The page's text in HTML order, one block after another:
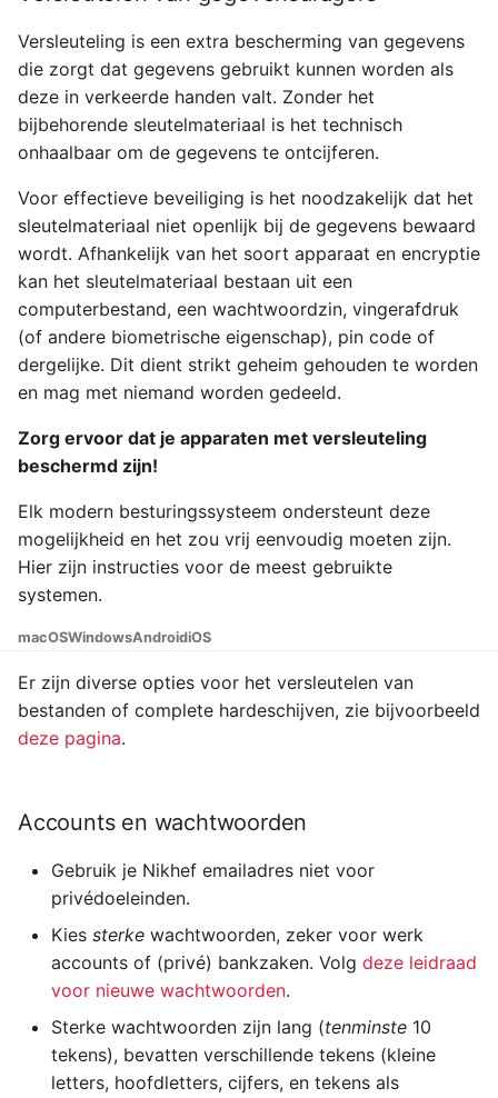
Versleuteling is een extra bescherming van gegevens
die zorgt dat gegevens gebruikt kunnen worden als
deze in verkeerde handen valt. Zonder het
bijbehorende sleutelmateriaal is het technisch
onhaalbaar om de gegevens te ontcijferen.
Voor effectieve beveiliging is het noodzakelijk dat het
sleutelmateriaal niet openlijk bij de gegevens bewaard
wordt. Afhankelijk van het soort apparaat en encryptie
kan het sleutelmateriaal bestaan uit een
computerbestand, een wachtwoordzin, vingerafdruk
(of andere biometrische eigenschap), pin code of
dergelijke. Dit dient strikt geheim gehouden te worden
en mag met niemand worden gedeeld.
Zorg ervoor dat je apparaten met versleuteling
beschermd zijn!
Elk modern besturingssysteem ondersteunt deze
mogelijkheid en het zou vrij eenvoudig moeten zijn.
Hier zijn instructies voor de meest gebruikte
systemen.
macOSWindowsAndroidiOS
Er zijn diverse opties voor het versleutelen van
bestanden of complete hardeschijven, zie bijvoorbeeld
deze pagina.
Accounts en wachtwoorden
Gebruik je Nikhef emailadres niet voor
privédoeleinden.
Kies sterke wachtwoorden, zeker voor werk
accounts of (privé) bankzaken. Volg deze leidraad
voor nieuwe wachtwoorden.
Sterke wachtwoorden zijn lang (tenminste 10
tekens), bevatten verschillende tekens (kleine
letters, hoofdletters, cijfers, en tekens als